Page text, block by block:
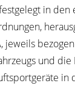
in den
jeweils
und die
in